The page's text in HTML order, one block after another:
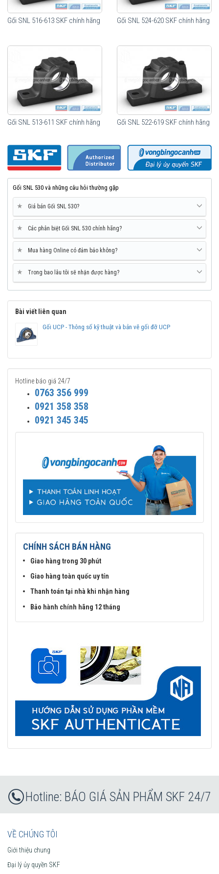
Vòng bi Ngọc Anh - Đại lý ủy quyền SKF chính hãng
Chuyên phân phối các loại gối đỡ hai nửa SNL, SE... chính
Gối SNL 516-613 SKF chính hãng Gối SNL 524-620 SKF chính hãng
Gối SNL 513-611 SKF chính hãng Gối SNL 522-619 SKF chính hãng
Gối SNL 530 và những câu hỏi thường gặp
★ Giá bán Gối SNL 530?
★ Các phân biệt Gối SNL 530 chính hãng?
★ Mua hàng Online có đảm bảo không?
★ Trong bao lâu tôi sẽ nhận được hàng?
Bài viết liên quan
Gối UCP - Thông số kỹ thuật và bản vẽ gối đỡ UCP
Hotline báo giá 24/7
0763 356 999
0921 358 358
0921 345 345
CHÍNH SÁCH BÁN HÀNG
Giao hàng trong 30 phút
Giao hàng toàn quốc uy tín
Thanh toán tại nhà khi nhận hàng
Bảo hành chính hãng 12 tháng
BÁO GIÁ SẢN PHẨM SKF 24/7
VỀ CHÚNG TÔI
Giới thiệu chung
Đại lý ủy quyền SKF